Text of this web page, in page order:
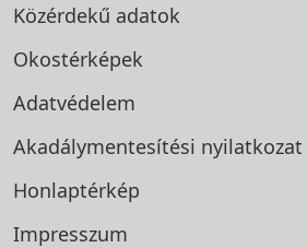
Közérdekű adatok
Okostérképek
Adatvédelem
Akadálymentesítési nyilatkozat
Honlaptérkép
Impresszum